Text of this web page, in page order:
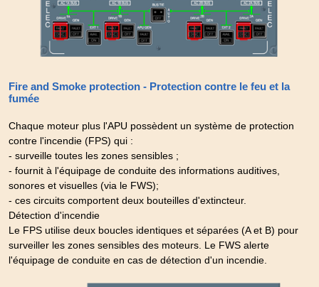
Fire and Smoke protection - Protection contre le feu et la
fumée
Chaque moteur plus l'APU possèdent un système de protection
contre l'incendie (FPS) qui :
- surveille toutes les zones sensibles ;
- fournit à l'équipage de conduite des informations auditives,
sonores et visuelles (via le FWS);
- ces circuits comportent deux bouteilles d'extincteur.
Détection d'incendie
Le FPS utilise deux boucles identiques et séparées (A et B) pour
surveiller les zones sensibles des moteurs. Le FWS alerte
l'équipage de conduite en cas de détection d'un incendie.